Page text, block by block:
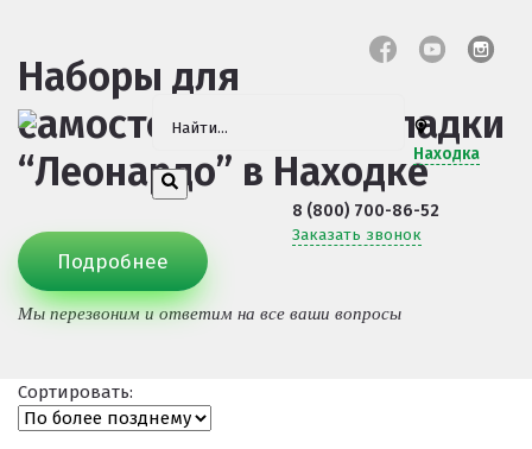
Находка
8 (800) 700-86-52
Заказать звонок
Наборы для
самостоятельной укладки
“Леонардо” в Находке
Подробнее
Мы перезвоним и ответим на все ваши вопросы
Сортировать: